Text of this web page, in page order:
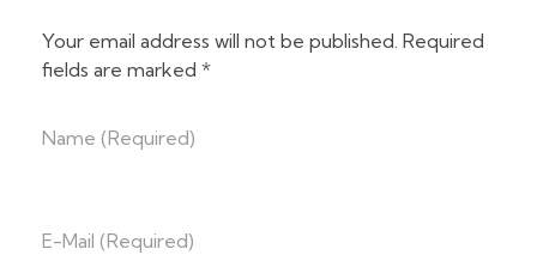
Your email address will not be published. Required
fields are marked *
Name (required)
E-Mail (required)